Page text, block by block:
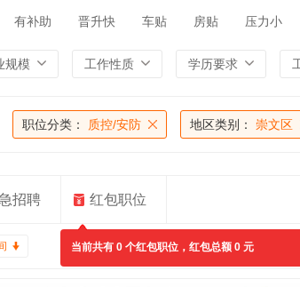
有补助 晋升快 车贴 房贴 压力小
规模 工作性质 学历要求
职位分类： 质控/安防 地区类别： 崇文区
招聘 红包职位
当前共有 0 个红包职位，红包总额 0 元